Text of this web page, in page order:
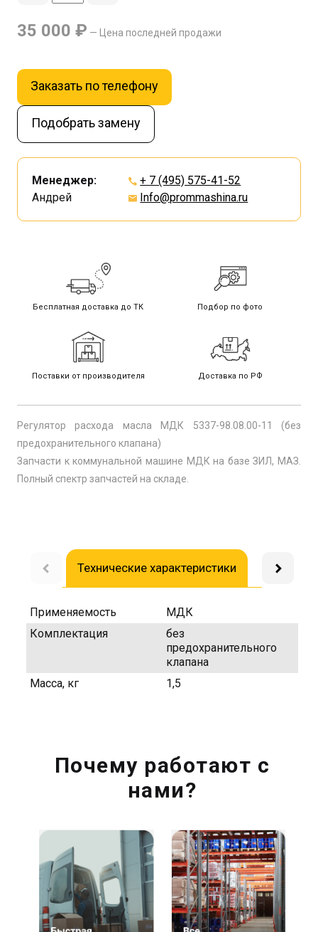
35 000 ₽ — Цена последней продажи
Заказать по телефону
Подобрать замену
Менеджер:
Андрей
+ 7 (495) 575-41-52
Info@prommashina.ru
Бесплатная доставка до ТК Подбор по фото
Поставки от производителя Доставка по РФ
Регулятор расхода масла МДК 5337-98.08.00-11 (без
предохранительного клапана)
Запчасти к коммунальной машине МДК на базе ЗИЛ, МАЗ.
Полный спектр запчастей на складе.
Технические характеристики
Применяемость
МДК
Комплектация
без
предохранительного
клапана
Масса, кг
1,5
Почему работают с
нами?